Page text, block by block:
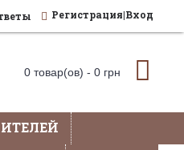
Регистрация|Вход
0 товар(ов) - 0 грн